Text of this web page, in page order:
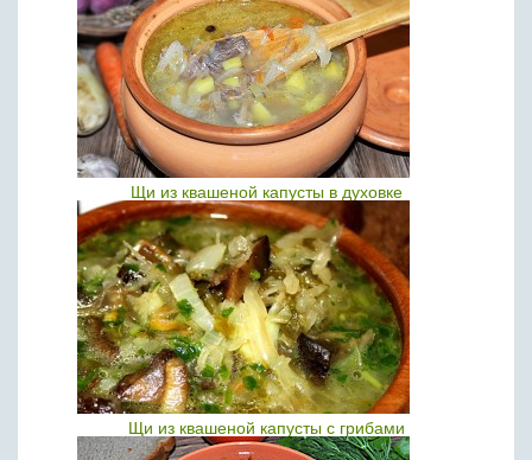
Щи из квашеной капусты в духовке
Щи из квашеной капусты с грибами